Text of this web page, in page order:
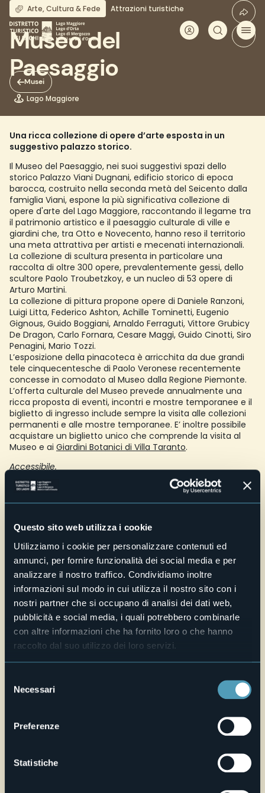
Questo sito web utilizza i cookie
Utilizziamo i cookie per personalizzare contenuti ed
annunci, per fornire funzionalità dei social media e per
analizzare il nostro traffico. Condividiamo inoltre
informazioni sul modo in cui utilizza il nostro sito con i
nostri partner che si occupano di analisi dei dati web,
pubblicità e social media, i quali potrebbero combinarle
con altre informazioni che ha fornito loro o che hanno
raccolto dal suo utilizzo dei loro servizi.
delNecessari
Preferenze
Statistiche
Salta
contenuto
principale
Musei
Arte, Cultura & Fede Attrazioni turistiche
Museo del
Paesaggio
Lago Maggiore
Una ricca collezione di opere d’arte esposta in un
suggestivo palazzo storico.
Il Museo del Paesaggio, nei suoi suggestivi spazi dello
storico Palazzo Viani Dugnani, edificio storico di epoca
barocca, costruito nella seconda metà del Seicento dalla
famiglia Viani, espone la più significativa collezione di
opere d'arte del Lago Maggiore, raccontando il legame tra
il patrimonio artistico e il paesaggio culturale di ville e
giardini che, tra Otto e Novecento, hanno reso il territorio
una meta attrattiva per artisti e mecenati internazionali.
La collezione di scultura presenta in particolare una
raccolta di oltre 300 opere, prevalentemente gessi, dello
scultore Paolo Troubetzkoy, e un nucleo di 53 opere di
Arturo Martini.
La collezione di pittura propone opere di Daniele Ranzoni,
Luigi Litta, Federico Ashton, Achille Tominetti, Eugenio
Gignous, Guido Boggiani, Arnaldo Ferraguti, Vittore Grubicy
De Dragon, Carlo Fornara, Cesare Maggi, Guido Cinotti, Siro
Penagini, Mario Tozzi.
L’esposizione della pinacoteca è arricchita da due grandi
tele cinquecentesche di Paolo Veronese recentemente
concesse in comodato al Museo dalla Regione Piemonte.
L’offerta culturale del Museo prevede annualmente una
ricca proposta di eventi, incontri e mostre temporanee e il
biglietto di ingresso include sempre la visita alle collezioni
permanenti e alle mostre temporanee. E’ inoltre possibile
acquistare un biglietto unico che comprende la visita al
Museo e ai Giardini Botanici di Villa Taranto.
Accessibile.
Servizi per famiglie: Area Relax con angolo “Nati per
Leggere” e Baby Pit Stop
Scuole e gruppi: max 25 studenti per turno
E-mail
segreteria@museodelpaesaggio.it
Sito web
Cielo sereno 24,3°
Via Ruga 44
28922 - Verbania Pallanza (VB)